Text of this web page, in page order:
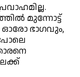
മുന്നോട്ട്
ഓരോ ഭാഗവും,